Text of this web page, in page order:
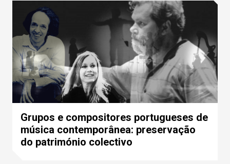
Grupos e compositores portugueses de
música contemporânea: preservação
do património colectivo